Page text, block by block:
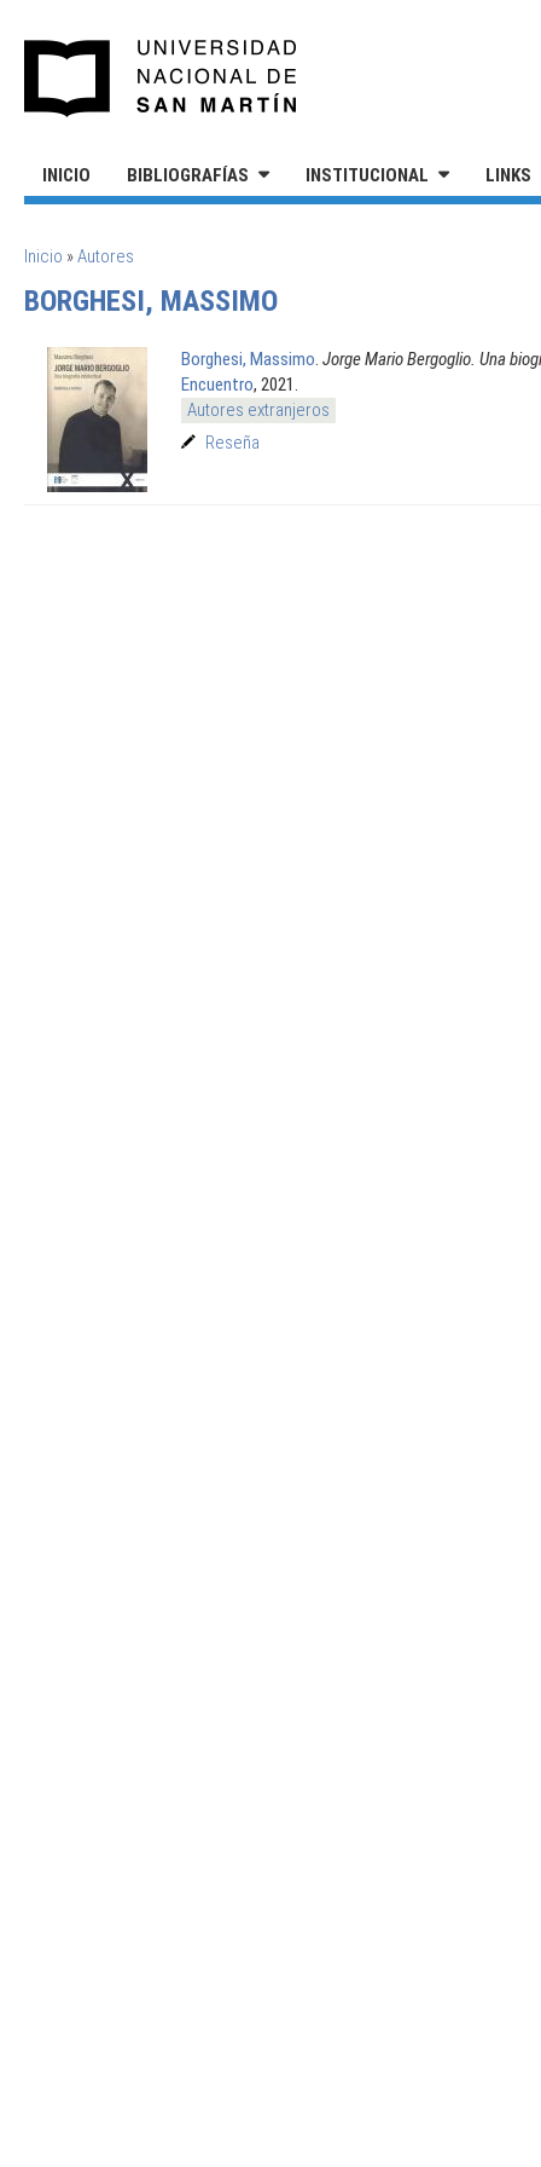
INICIO BIBLIOGRAFÍAS INSTITUCIONAL LINKS
SE ENCUENTRA USTED AQUÍ
Inicio »Autores
BORGHESI, MASSIMO
Borghesi, Massimo Jorge Mario Bergoglio. Una
Encuentro, 2021.
Autores extranjeros
Reseña